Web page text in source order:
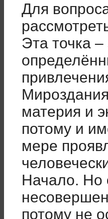
Для
Эта точка
материя и
потому и
мере
Начало. Но
потому не